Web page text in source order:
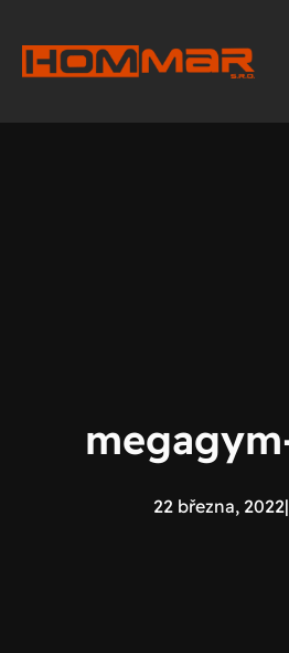
obsah
22 března, 2022|